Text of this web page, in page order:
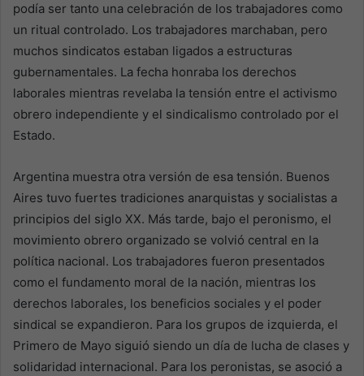
podía ser tanto una celebración de los trabajadores como
un ritual controlado. Los trabajadores marchaban, pero
muchos sindicatos estaban ligados a estructuras
gubernamentales. La fecha honraba los derechos
laborales mientras revelaba la tensión entre el activismo
obrero independiente y el sindicalismo controlado por el
Estado.
Argentina muestra otra versión de esa tensión. Buenos
Aires tuvo fuertes tradiciones anarquistas y socialistas a
principios del siglo XX. Más tarde, bajo el peronismo, el
movimiento obrero organizado se volvió central en la
política nacional. Los trabajadores fueron presentados
como el fundamento moral de la nación, mientras los
derechos laborales, los beneficios sociales y el poder
sindical se expandieron. Para los grupos de izquierda, el
Primero de Mayo siguió siendo un día de lucha de clases y
solidaridad internacional. Para los peronistas, se asoció a